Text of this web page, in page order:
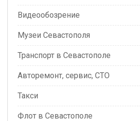
Видеообозрение
Музеи Севастополя
Транспорт в Севастополе
Авторемонт, сервис, СТО
Такси
Флот в Севастополе